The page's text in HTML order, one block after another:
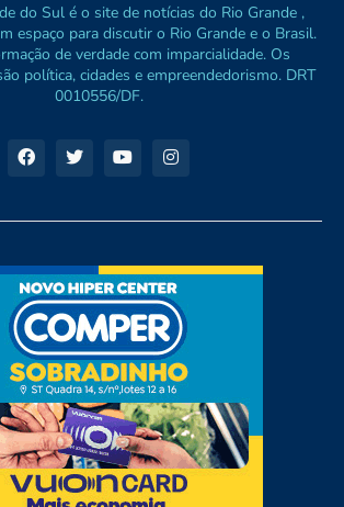
do Sul é o site de notícias do Rio Grande ,
espaço para discutir o Rio Grande e o Brasil.
de verdade com imparcialidade. Os
política, cidades e empreendedorismo. DRT
0010556/DF.